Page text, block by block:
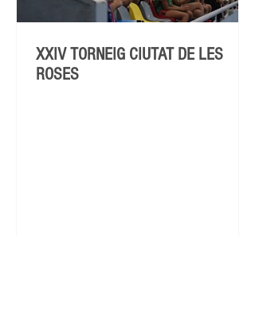
XXIV TORNEIG CIUTAT DE LES
ROSES